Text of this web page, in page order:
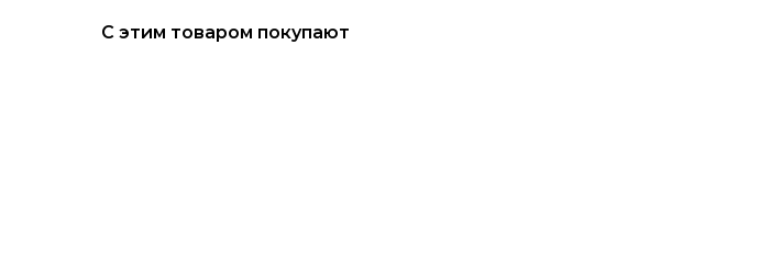
С этим товаром покупают